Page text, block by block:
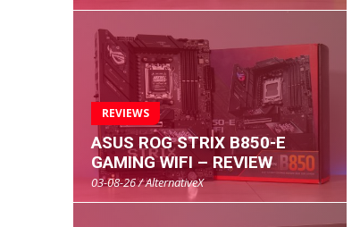
REVIEWS
ASUS ROG STRIX B850-E
GAMING WIFI – REVIEW
03-08-26 / AlternativeX